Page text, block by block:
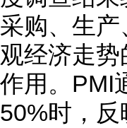
采购、生
观经济走
作用。PMI
50%时，